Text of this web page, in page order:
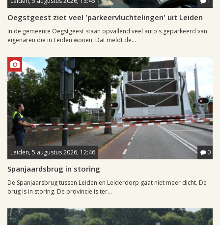
Oegstgeest ziet veel 'parkeervluchtelingen' uit Leiden
In de gemeente Oegstgeest staan opvallend veel auto's geparkeerd van
eigenaren die in Leiden wonen. Dat meldt de...
Leiden, 5 augustus 2026, 12:46 0
Spanjaardsbrug in storing
De Spanjaarsbrug tussen Leiden en Leiderdorp gaat niet meer dicht. De
brug is in storing. De provincie is ter...